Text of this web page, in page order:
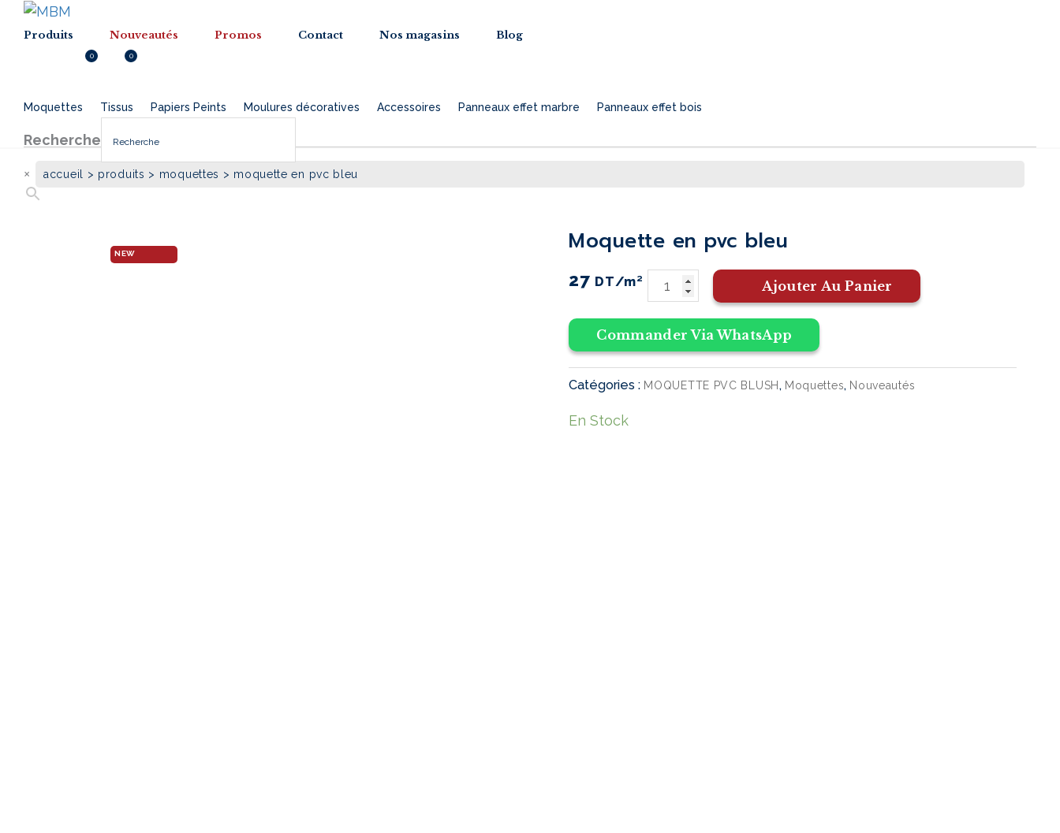
Produits Nouveautés Promos Contact Nos magasins Blog
Inscription
0 0
0.000
Moquettes Tissus Papiers Peints Moulures décoratives Accessoires Panneaux effet marbre Panneaux effet bois
Recherche
× accueil > produits > moquettes > moquette en pvc bleu
moquette en pvc bleu
27 DT/m²
de
MOQUETTE
EN
PVC
BLEU
Ajouter Au Panier
Commander Via WhatsApp
Catégories : MOQUETTE PVC BLUSH, Moquettes, Nouveautés
En Stock
Menu
Menu